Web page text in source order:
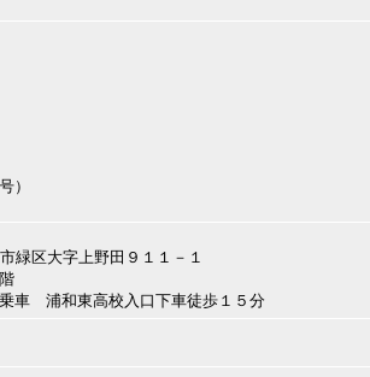
）
緑区大字上野田９１１－１
乗車 浦和東高校入口下車徒歩１５分